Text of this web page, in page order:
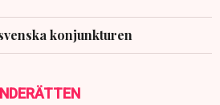
konjunkturen